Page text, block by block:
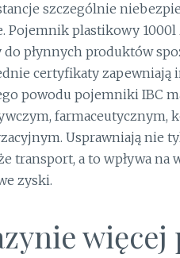
szczególnie
Pojemnik plastikowy
płynnych produktów
certyfikaty zapewniają
powodu pojemniki IBC
farmaceutycznym,
Usprawniają nie
transport, a to wpływa na
zyski.